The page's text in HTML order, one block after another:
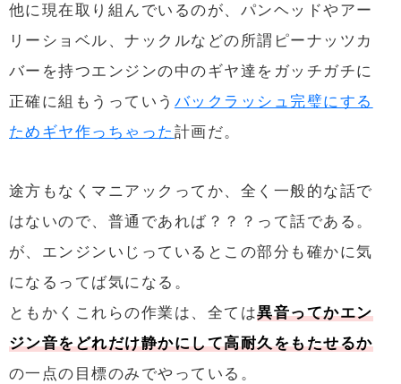
他に現在取り組んでいるのが、パンヘッドやアー
リーショベル、ナックルなどの所謂ピーナッツカ
バーを持つエンジンの中のギヤ達をガッチガチに
正確に組もうっていう バックラッシュ完璧にする
ためギヤ作っちゃった 計画だ。
途方もなくマニアックってか、全く一般的な話で
はないので、普通であれば？？？って話である。
が、エンジンいじっているとこの部分も確かに気
になるってば気になる。
ともかくこれらの作業は、全ては異音ってかエン
ジン音をどれだけ静かにして高耐久をもたせるか
の一点の目標のみでやっている。